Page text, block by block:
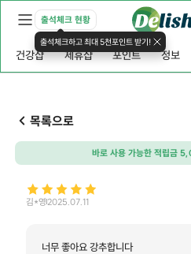
출석체크 현황
출석체크하고 최대 5천포인트 받기!
건강샵 제휴샵 포인트 정보
목록으로
바로 사용 가능한 적립금
김*영2025.07.11
너무 좋아요 강추합니다